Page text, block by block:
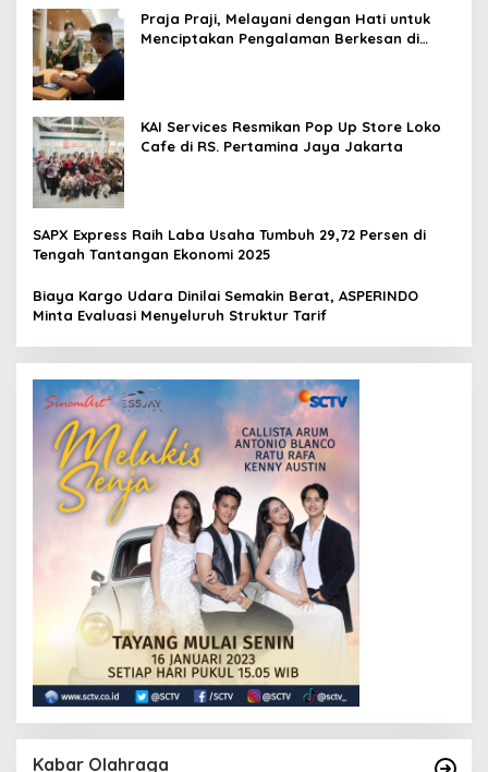
Praja Praji, Melayani dengan Hati untuk
Menciptakan Pengalaman Berkesan di
KAI Services Resmikan Pop Up Store Loko
Cafe di RS. Pertamina Jaya Jakarta
SAPX Express Raih Laba Usaha Tumbuh 29,72 Persen di
Tengah Tantangan Ekonomi 2025
Biaya Kargo Udara Dinilai Semakin Berat, ASPERINDO
Minta Evaluasi Menyeluruh Struktur Tarif
Kabar Olahraga